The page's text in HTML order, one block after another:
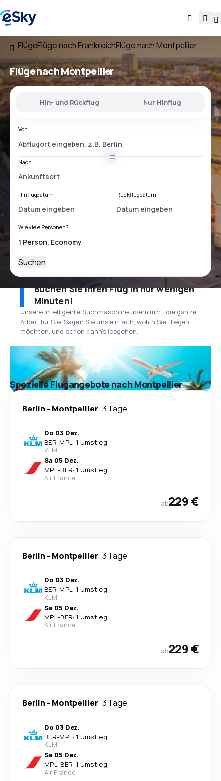
FlügeFlüge nach FrankreichFlüge nach Montpellier
Flüge nach Montpellier
Hin- und Rückflug Nur Hinflug
Von
Nach
Hinflugdatum Rückflugdatum
Wie viele Personen?
Suchen
Buchen Sie Ihren Flug in nur wenigen
Minuten!
Unsere intelligente Suchmaschine übernimmt die ganze
Arbeit für Sie. Sagen Sie uns einfach, wohin Sie fliegen
möchten, und schon kann’s losgehen.
Spezielle Flugangebote nach Montpellier
Berlin - Montpellier 3 Tage
Do 03 Dez.
BER-MPL· 1 Umstieg
KLM
Sa 05 Dez.
MPL-BER· 1 Umstieg
Air France
ab229 €
Berlin - Montpellier 3 Tage
Do 03 Dez.
BER-MPL· 1 Umstieg
KLM
Sa 05 Dez.
MPL-BER· 1 Umstieg
Air France
ab229 €
Berlin - Montpellier 3 Tage
Do 03 Dez.
BER-MPL· 1 Umstieg
KLM
Sa 05 Dez.
MPL-BER· 1 Umstieg
Air France